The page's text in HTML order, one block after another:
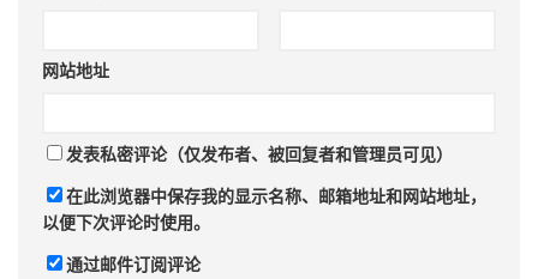
网站地址
发表私密评论（仅发布者、被回复者和管理员可见）
在此浏览器中保存我的显示名称、邮箱地址和网站地址，
以便下次评论时使用。
通过邮件订阅评论